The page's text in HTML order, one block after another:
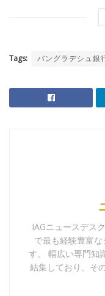
Tags: バングラデシュ銀
IAGニュースデス
で最も経験豊富
す。 幅広い専門知
結集しており、そ